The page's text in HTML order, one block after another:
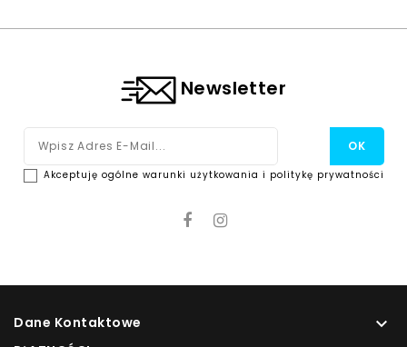
Newsletter
Akceptuję ogólne warunki użytkowania i politykę prywatności
Dane Kontaktowe 